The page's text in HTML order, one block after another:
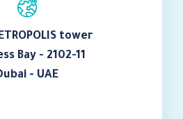
tower
Bay - 2102-11
- UAE